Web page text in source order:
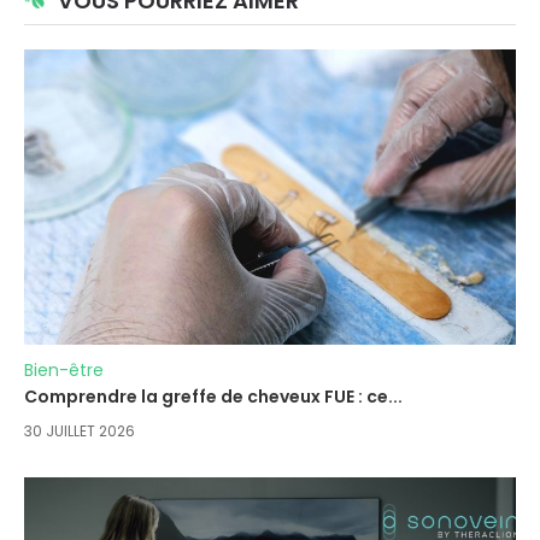
Bien-être
Comprendre la greffe de cheveux FUE : ce...
30 JUILLET 2026